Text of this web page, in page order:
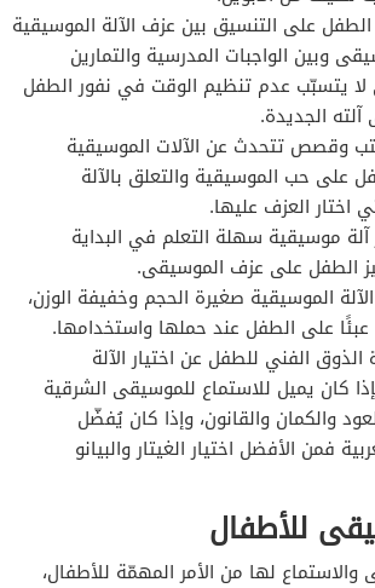
على التنسيق بين عزف الآلة الموسيقية
وبين الواجبات المدرسية والتمارين
لا يتسبّب عدم تنظيم الوقت في نفور الطفل
الجديدة.
وقصص تتحدث عن الآلات الموسيقية
على حب الموسيقية والتعلق بالآلة
اختار العزف عليها.
آلة موسيقية سهلة التعلم في البداية
الطفل على عزف الموسيقى.
الموسيقية صغيرة الحجم وخفيفة الوزن،
على الطفل عند حملها واستخدامها.
الذوق الفني للطفل عن اختيار الآلة
كان يميل للاستماع للموسيقى الشرقية
والكمان والقانون، وإذا كان يُفضّل
فمن الأفضل اختيار الغيتار والبيانو
للأطفال
لها من الأمر المهمّة للأطفال،